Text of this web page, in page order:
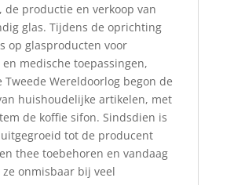
de productie en verkoop van
glas. Tijdens de oprichting
op glasproducten voor
medische toepassingen,
Tweede Wereldoorlog begon de
huishoudelijke artikelen, met
de koffie sifon. Sindsdien is
tot de producent
thee toebehoren en vandaag
onmisbaar bij veel